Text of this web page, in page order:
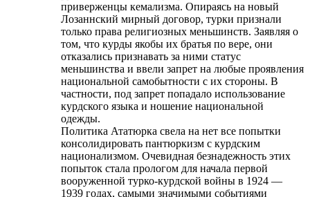
приверженцы кемализма. Опираясь на новый
Лозаннский мирный договор, турки признали
только права религиозных меньшинств. Заявляя о
том, что курды якобы их братья по вере, они
отказались признавать за ними статус
меньшинства и ввели запрет на любые проявления
национальной самобытности с их стороны. В
частности, под запрет попадало использование
курдского языка и ношение национальной
одежды.
Политика Ататюрка свела на нет все попытки
консолидировать пантюркизм с курдским
национализмом. Очевидная безнадежность этих
попыток стала прологом для начала первой
вооруженной турко-курдской войны в 1924 —
1939 годах, самыми значимыми событиями